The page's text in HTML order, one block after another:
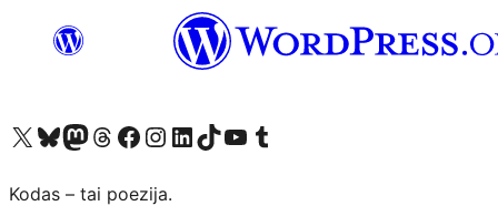
Visit our X (formerly Twitter) account
Apsilankykite mūsų Bluesky paskyroje
Visit our Mastodon account
Apsilankykite mūsų Threads paskyroje
Visit our Facebook page
Visit our Instagram account
Visit our LinkedIn account
Apsilankykite mūsų TikTok paskyroje
Visit our YouTube channel
Apsilankykite mūsų Tumblr paskyroje
Kodas – tai poezija.